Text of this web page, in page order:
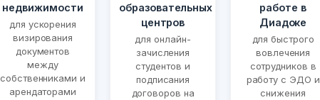
недвижимости
для ускорения
визирования
документов
между
собственниками и
арендаторами
образовательных
центров
для онлайн-
зачисления
студентов и
подписания
договоров на
работе в
Диадоке
для быстрого
вовлечения
сотрудников в
работу с ЭДО и
снижения